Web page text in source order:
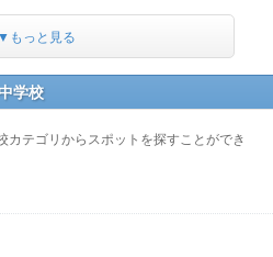
▼もっと見る
学校
カテゴリからスポットを探すことができ